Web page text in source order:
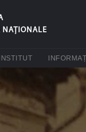
NAŢIONALE
(CURRENT)